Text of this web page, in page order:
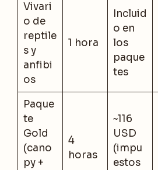
Vivari
o de
reptile
s y
anfibi
os
1 hora
Incluid
o en
los
paque
tes
Paque
te
Gold
(cano
py +
4
horas
~116
USD
(impu
estos